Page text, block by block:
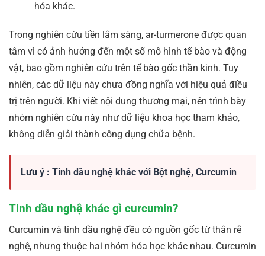
hóa khác.
Trong nghiên cứu tiền lâm sàng, ar-turmerone được quan
tâm vì có ảnh hưởng đến một số mô hình tế bào và động
vật, bao gồm nghiên cứu trên tế bào gốc thần kinh. Tuy
nhiên, các dữ liệu này chưa đồng nghĩa với hiệu quả điều
trị trên người. Khi viết nội dung thương mại, nên trình bày
nhóm nghiên cứu này như dữ liệu khoa học tham khảo,
không diễn giải thành công dụng chữa bệnh.
Lưu ý : Tinh dầu nghệ khác với Bột nghệ, Curcumin
Tinh dầu nghệ khác gì curcumin?
Curcumin và tinh dầu nghệ đều có nguồn gốc từ thân rễ
nghệ, nhưng thuộc hai nhóm hóa học khác nhau. Curcumin